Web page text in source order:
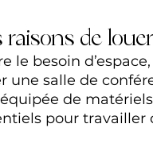
raisons de
le besoin
une salle de
de
pour travailler